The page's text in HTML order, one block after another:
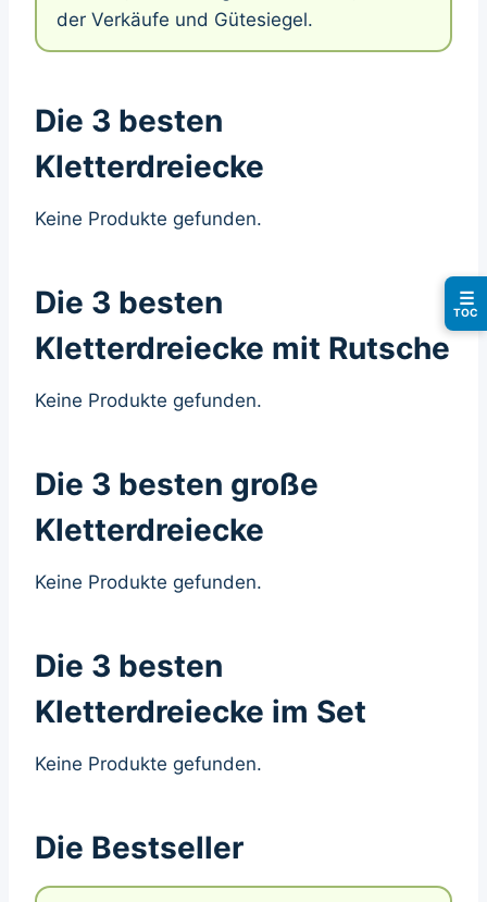
der Verkäufe und Gütesiegel.
Die 3 besten
Kletterdreiecke
Keine Produkte gefunden.
Die 3 besten
Kletterdreiecke mit Rutsche
Keine Produkte gefunden.
Die 3 besten große
Kletterdreiecke
Keine Produkte gefunden.
Die 3 besten
Kletterdreiecke im Set
Keine Produkte gefunden.
Die Bestseller
☰
TOC